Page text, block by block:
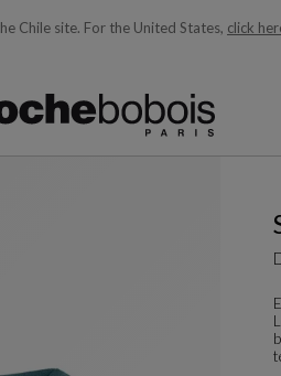
Chile site. For the United States, click
lo que está buscando)